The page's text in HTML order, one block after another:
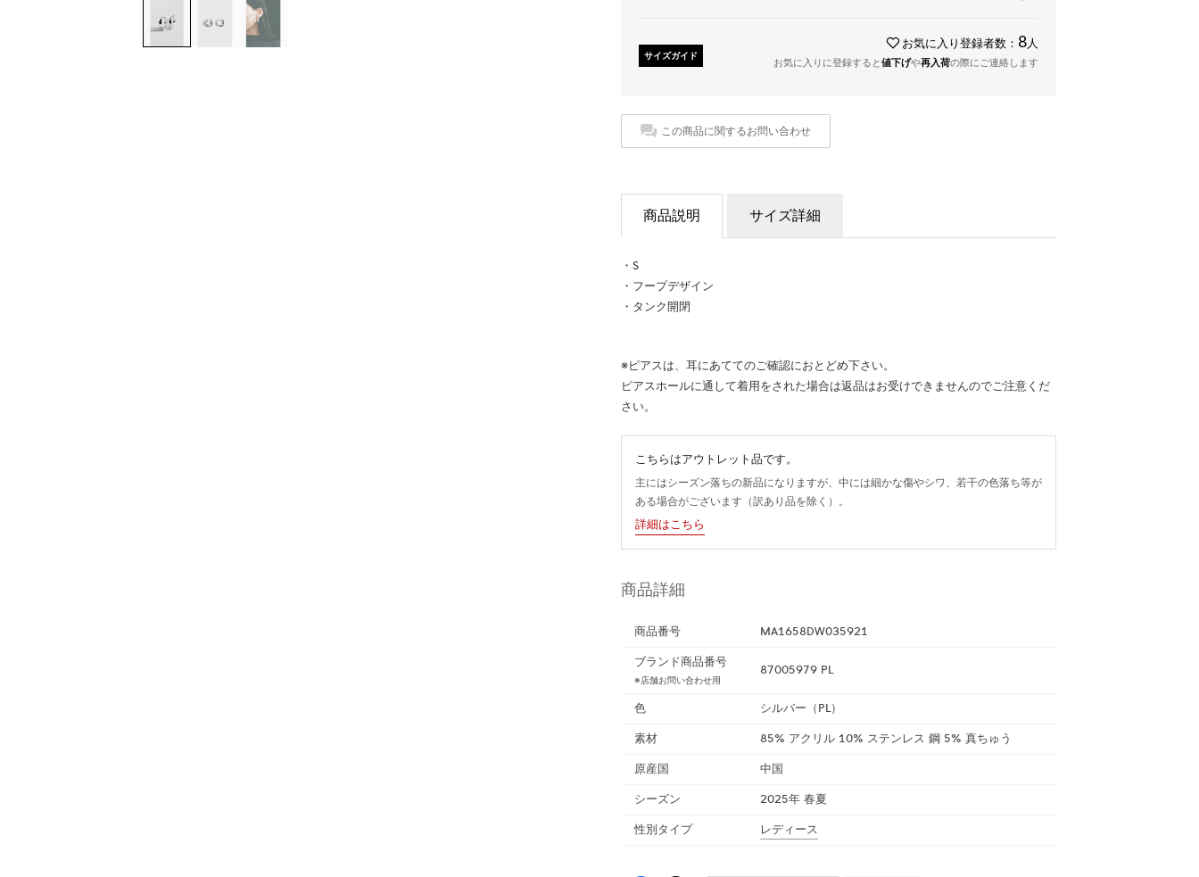
サイズガイド
お気に入り登録者数： 8 人
お気に入りに登録すると値下げや再入荷の際にご連絡します
この商品に関するお問い合わせ
商品説明 サイズ詳細
・S
・フープデザイン
・タンク開閉
※ピアスは、耳にあててのご確認におとどめ下さい。
ピアスホールに通して着用をされた場合は返品はお受けできませんのでご注意くだ
さい。
こちらはアウトレット品です。
主にはシーズン落ちの新品になりますが、中には細かな傷やシワ、若干の色落ち等が
ある場合がございます（訳あり品を除く）。
詳細はこちら
商品詳細
商品番号
MA1658DW035921
ブランド商品番号
※店舗お問い合わせ用
87005979 PL
色
シルバー（PL）
素材
85% アクリル 10% ステンレス 鋼 5% 真ちゅう
原産国
中国
シーズン
2025年 春夏
性別タイプ
レディース